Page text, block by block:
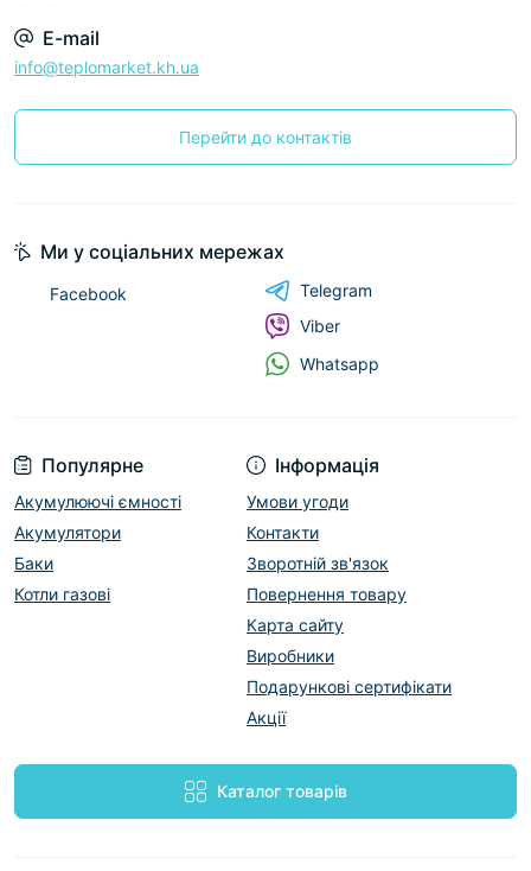
E-mail
info@teplomarket.kh.ua
Перейти до контактів
Популярне
Акумулюючі ємності
Акумулятори
Баки
Котли газові
Інформація
Умови угоди
Контакти
Зворотній зв'язок
Повернення товару
Карта сайту
Виробники
Подарункові сертифікати
Акції
Каталог товарів
Ми у соціальних мережах
Facebook
Telegram
Viber
Whatsapp